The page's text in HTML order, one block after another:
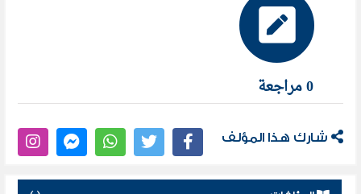
0 مراجعة
شارك هذا المؤلف